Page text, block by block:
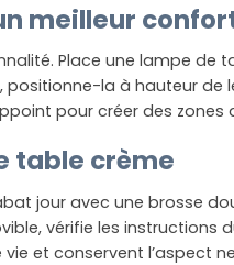
meilleur
Place une lampe de
la à hauteur de
pour créer des zones
table crème
jour avec une brosse
vérifie les
et conservent l’aspect